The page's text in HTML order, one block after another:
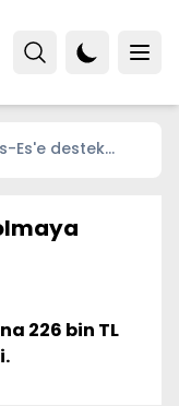
Es'e destek
226 bin TL